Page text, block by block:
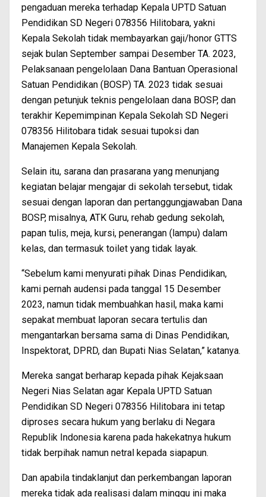
pengaduan mereka terhadap Kepala UPTD Satuan
Pendidikan SD Negeri 078356 Hilitobara, yakni
Kepala Sekolah tidak membayarkan gaji/honor GTTS
sejak bulan September sampai Desember TA. 2023,
Pelaksanaan pengelolaan Dana Bantuan Operasional
Satuan Pendidikan (BOSP) TA. 2023 tidak sesuai
dengan petunjuk teknis pengelolaan dana BOSP, dan
terakhir Kepemimpinan Kepala Sekolah SD Negeri
078356 Hilitobara tidak sesuai tupoksi dan
Manajemen Kepala Sekolah.
Selain itu, sarana dan prasarana yang menunjang
kegiatan belajar mengajar di sekolah tersebut, tidak
sesuai dengan laporan dan pertanggungjawaban Dana
BOSP, misalnya, ATK Guru, rehab gedung sekolah,
papan tulis, meja, kursi, penerangan (lampu) dalam
kelas, dan termasuk toilet yang tidak layak.
“Sebelum kami menyurati pihak Dinas Pendidikan,
kami pernah audensi pada tanggal 15 Desember
2023, namun tidak membuahkan hasil, maka kami
sepakat membuat laporan secara tertulis dan
mengantarkan bersama sama di Dinas Pendidikan,
Inspektorat, DPRD, dan Bupati Nias Selatan,” katanya.
Mereka sangat berharap kepada pihak Kejaksaan
Negeri Nias Selatan agar Kepala UPTD Satuan
Pendidikan SD Negeri 078356 Hilitobara ini tetap
diproses secara hukum yang berlaku di Negara
Republik Indonesia karena pada hakekatnya hukum
tidak berpihak namun netral kepada siapapun.
Dan apabila tindaklanjut dan perkembangan laporan
mereka tidak ada realisasi dalam minggu ini maka